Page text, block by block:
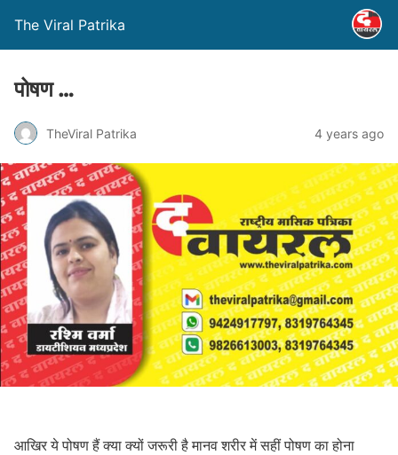
The Viral Patrika
पोषण …
TheViral Patrika 4 years ago
आखिर ये पोषण हैं क्या क्यों जरूरी है मानव शरीर में सहीं पोषण का होना